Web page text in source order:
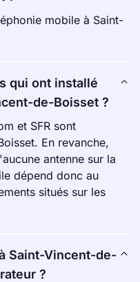
mobile à Saint-
qui ont installé
de-Boisset ?
et SFR sont
En revanche,
antenne sur la
dépend donc au
situés sur les
Saint-Vincent-de-
?